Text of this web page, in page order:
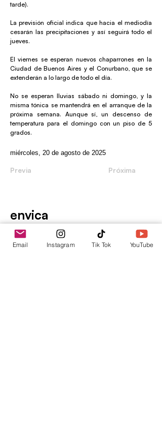
tarde).
La previsión oficial indica que hacia el mediodía
cesarán las precipitaciones y así seguirá todo el
jueves.
El viernes se esperan nuevos chaparrones en la
Ciudad de Buenos Aires y el Conurbano, que se
extenderán a lo largo de todo el día.
No se esperan lluvias sábado ni domingo, y la
misma tónica se mantendrá en el arranque de la
próxima semana. Aunque sí, un descenso de
temperatura para el domingo con un piso de 5
grados.
miércoles, 20 de agosto de 2025
Previa Próxima
envica
Tu punto de información.
Email Instagram Tik Tok YouTube